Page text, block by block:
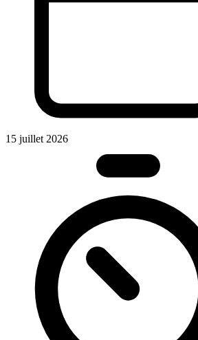
15 juillet 2026